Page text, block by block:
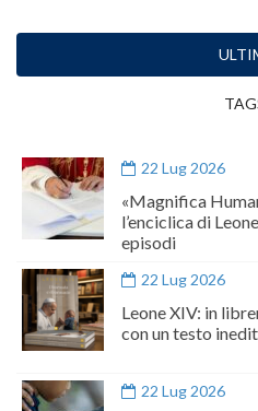
22 Lug 2026
«Magnifica
l’enciclica di
episodi
22 Lug 2026
Leone XIV: in
con un testo
22 Lug 2026